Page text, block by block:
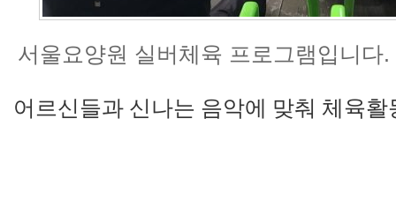
서울요양원 실버체육 프로그램입니다.
어르신들과 신나는 음악에 맞춰 체육